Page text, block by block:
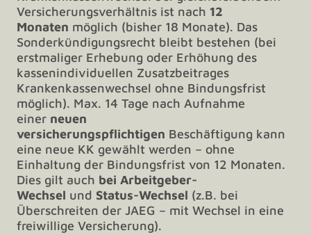
Versicherungsverhältnis ist nach 12
Monaten möglich (bisher 18 Monate). Das
Sonderkündigungsrecht bleibt bestehen (bei
erstmaliger Erhebung oder Erhöhung des
kassenindividuellen Zusatzbeitrages
Krankenkassenwechsel ohne Bindungsfrist
möglich). Max. 14 Tage nach Aufnahme
einer neuen
versicherungspflichtigen Beschäftigung kann
eine neue KK gewählt werden – ohne
Einhaltung der Bindungsfrist von 12 Monaten.
Dies gilt auch bei Arbeitgeber-
Wechsel und Status-Wechsel (z.B. bei
Überschreiten der JAEG – mit Wechsel in eine
freiwillige Versicherung).